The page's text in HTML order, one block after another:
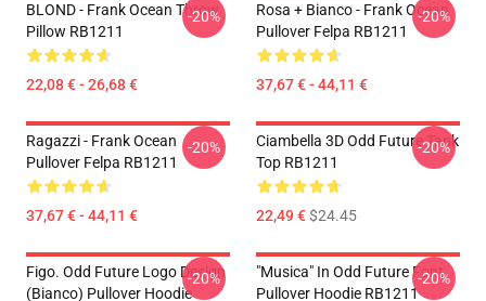
BLOND - Frank Ocean Throw
Pillow RB1211
22,08 € - 26,68 €
-20%
Rosa + Bianco - Frank Ocean
Pullover Felpa RB1211
37,67 € - 44,11 €
-20%
Ragazzi - Frank Ocean
Pullover Felpa RB1211
37,67 € - 44,11 €
-20%
Ciambella 3D Odd Future Tank
Top RB1211
22,49 €$24.45
-20%
Figo. Odd Future Logo Design
(bianco) Pullover Hoodie
-20%
"Musica" In Odd Future Font
Pullover Hoodie RB1211
-20%